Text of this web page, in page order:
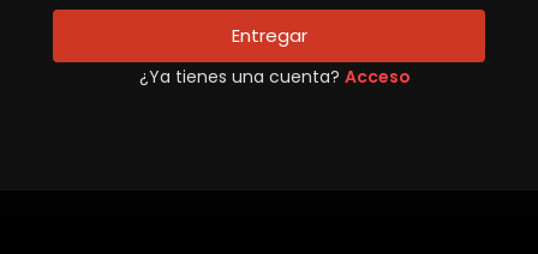
Entregar
¿Ya tienes una cuenta? Acceso